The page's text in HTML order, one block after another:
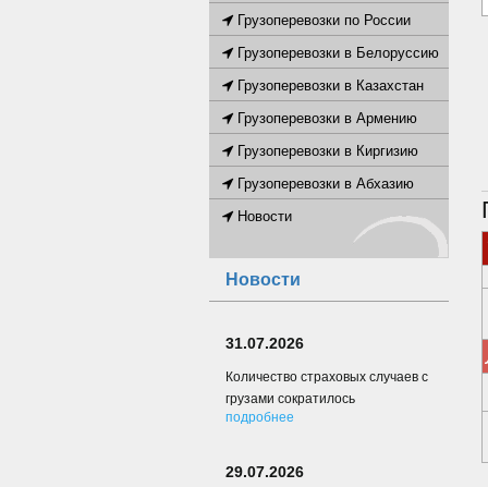
Грузоперевозки по России
Грузоперевозки в Белоруссию
Грузоперевозки в Казахстан
Грузоперевозки в Армению
Грузоперевозки в Киргизию
Грузоперевозки в Абхазию
Новости
Новости
31.07.2026
Количество страховых случаев с
грузами сократилось
подробнее
29.07.2026